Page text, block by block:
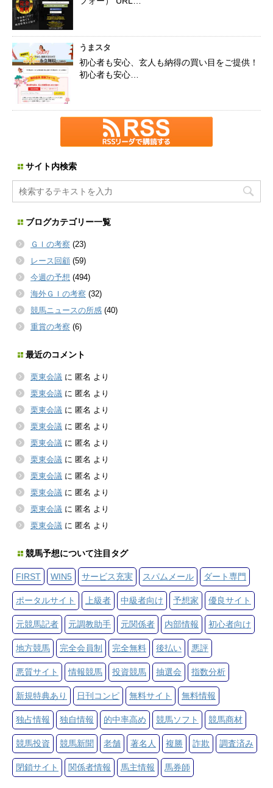
うまスタ
初心者も安心、玄人も納得の買い目をご提供！
初心者も安心…
サイト内検索
ブログカテゴリー一覧
ＧＩの考察 (23)
レース回顧 (59)
今週の予想 (494)
海外ＧＩの考察 (32)
競馬ニュースの所感 (40)
重賞の考察 (6)
最近のコメント
栗東会議 に 匿名 より
栗東会議 に 匿名 より
栗東会議 に 匿名 より
栗東会議 に 匿名 より
栗東会議 に 匿名 より
栗東会議 に 匿名 より
栗東会議 に 匿名 より
栗東会議 に 匿名 より
栗東会議 に 匿名 より
栗東会議 に 匿名 より
競馬予想について注目タグ
FIRST WIN5 サービス充実 スパムメール ダート専門
ポータルサイト 上級者 中級者向け 予想家 優良サイト
元競馬記者 元調教助手 元関係者 内部情報 初心者向け
地方競馬 完全会員制 完全無料 後払い 悪評
悪質サイト 情報競馬 投資競馬 抽選会 指数分析
新規特典あり 日刊コンピ 無料サイト 無料情報
独占情報 独自情報 的中率高め 競馬ソフト 競馬商材
競馬投資 競馬新聞 老舗 著名人 複勝 詐欺 調査済み
閉鎖サイト 関係者情報 馬主情報 馬券師